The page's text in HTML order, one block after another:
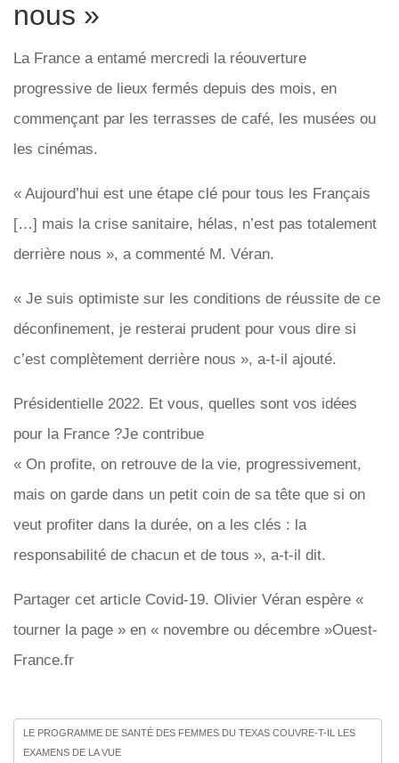
nous »
La France a entamé mercredi la réouverture
progressive de lieux fermés depuis des mois, en
commençant par les terrasses de café, les musées ou
les cinémas.
« Aujourd’hui est une étape clé pour tous les Français
[…] mais la crise sanitaire, hélas, n’est pas totalement
derrière nous », a commenté M. Véran.
« Je suis optimiste sur les conditions de réussite de ce
déconfinement, je resterai prudent pour vous dire si
c’est complètement derrière nous », a-t-il ajouté.
Présidentielle 2022. Et vous, quelles sont vos idées
pour la France ?Je contribue
« On profite, on retrouve de la vie, progressivement,
mais on garde dans un petit coin de sa tête que si on
veut profiter dans la durée, on a les clés : la
responsabilité de chacun et de tous », a-t-il dit.
Partager cet article Covid-19. Olivier Véran espère «
tourner la page » en « novembre ou décembre »Ouest-
France.fr
LE PROGRAMME DE SANTÉ DES FEMMES DU TEXAS COUVRE-T-IL LES
EXAMENS DE LA VUE